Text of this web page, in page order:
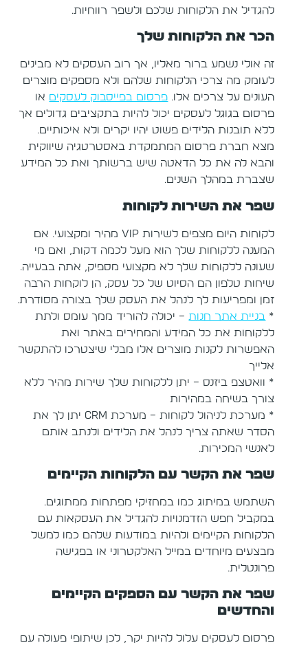
להגדיל את הלקוחות שלכם ולשפר רווחיות.
הכר את הלקוחות שלך
זה אולי נשמע ברור מאליו, אך רוב העסקים לא מבינים
לעומק מה צרכי הלקוחות שלהם ולא מספקים מוצרים
העונים על צרכים אלו. פרסום בפייסבוק לעסקיםאו
פרסום בגוגל לעסקים יכול להיות בתקציבים גדולים אך
ללא תובנות הלידים פשוט יהיו יקרים ולא איכותיים.
מצא חברת פרסום המתמקדת באסטרטגיה שיווקית
והבא לה את כל הדאטה שיש ברשותך ואת כל המידע
שצברת במהלך השנים.
שפר את השירות לקוחות
לקוחות היום מצפים לשירות VIP מהיר ומקצועי. אם
המענה ללקוחות שלך הוא מעל לכמה דקות, ואם מי
שעונה ללקוחות שלך לא מקצועי מספיק, אתה בבעייה.
שיחות טלפון הם הסיוט של כל עסק, הן לוקחות הרבה
זמן ומפריעות לך לנהל את העסק שלך בצורה מסודרת.
* בניית אתר חנות– יכולה להוריד ממך עומס ולתת
ללקוחות את כל המידע והמחירים באתר ואת
האפשרות לקנות מוצרים אלו מבלי שיצטרכו להתקשר
אלייך
* וואטצפ ביזנס – יתן ללקוחות שלך שירות מהיר ללא
צורך בשיחה במהירות
* מערכת לניהול לקוחות – מערכת CRM יתן לך את
הסדר שאתה צריך לנהל את הלידים ולנתב אותם
לאנשי המכירות.
שפר את הקשר עם הלקוחות הקיימים
השתמש במיתוג כמו במחזיקי מפתחות ממתוגים.
במקביל חפש הזדמנויות להגדיל את העסקאות עם
הלקוחות הקיימים ולהיות במודעות שלהם כמו למשל
מבצעים מיוחדים במייל האלקטרוני או בפגישה
פרונטלית.
שפר את הקשר עם הספקים הקיימים
והחדשים
פרסום לעסקים עלול להיות יקר, לכן שיתופי פעולה עם